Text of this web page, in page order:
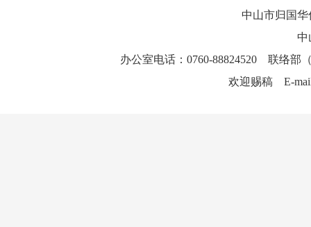
中山市归国
中
办公室电话：0760-88824520 联络部
欢迎赐稿 E-